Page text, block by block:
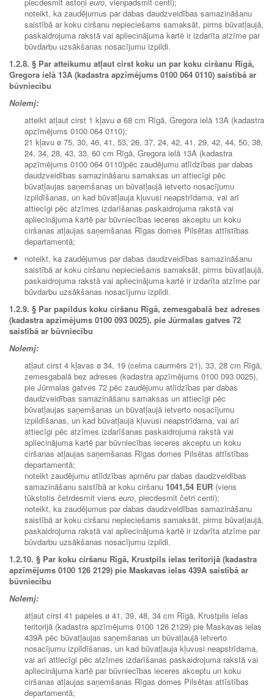
noteikt, ka zaudējumus par dabas daudzveidības samazināšanu
saistībā ar koku ciršanu nepieciešams samaksāt, pirms būvatļaujā,
paskaidrojuma rakstā vai apliecinājuma kartē ir izdarīta atzīme par
būvdarbu uzsākšanas nosacījumu izpildi.
1.2.8. § Par atteikumu atļaut cirst koku un par koku ciršanu Rīgā,
Gregora ielā 13A (kadastra apzīmējums 0100 064 0110) saistībā ar
būvniecību
Nolemj:
atteikt atļaut cirst 1 kļavu ø 68 cm Rīgā, Gregora ielā 13A (kadastra
apzīmējums 0100 064 0110);
21 kļavu ø 75, 30, 46, 41, 53, 26, 37, 24, 42, 41, 29, 42, 44, 50, 38,
24, 34, 28, 43, 33, 60 cm Rīgā, Gregora ielā 13A (kadastra
apzīmējums 0100 064 0110)pēc zaudējumu atlīdzības par dabas
daudzveidības samazināšanu samaksas un attiecīgi pēc
būvatļaujas saņemšanas un būvatļaujā ietverto nosacījumu
izpildīšanas, un kad būvatļauja kļuvusi neapstrīdama, vai arī
attiecīgi pēc atzīmes izdarīšanas paskaidrojuma rakstā vai
apliecinājuma kartē par būvniecības ieceres akceptu un koku
ciršanas atļaujas saņemšanas Rīgas domes Pilsētas attīstības
departamentā;
noteikt, ka zaudējumus par dabas daudzveidības samazināšanu
saistībā ar koku ciršanu nepieciešams samaksāt, pirms būvatļaujā,
paskaidrojuma rakstā vai apliecinājuma kartē ir izdarīta atzīme par
būvdarbu uzsākšanas nosacījumu izpildi.
1.2.9. § Par papildus koku ciršanu Rīgā, zemesgabalā bez adreses
(kadastra apzīmējums 0100 093 0025), pie Jūrmalas gatves 72
saistībā ar būvniecību
Nolemj:
atļaut cirst 4 kļavas ø 34, 19 (celma caurmērs 21), 33, 28 cm Rīgā,
zemesgabalā bez adreses (kadastra apzīmējums 0100 093 0025),
pie Jūrmalas gatves 72 pēc zaudējumu atlīdzības par dabas
daudzveidības samazināšanu samaksas un attiecīgi pēc
būvatļaujas saņemšanas un būvatļaujā ietverto nosacījumu
izpildīšanas, un kad būvatļauja kļuvusi neapstrīdama, vai arī
attiecīgi pēc atzīmes izdarīšanas paskaidrojuma rakstā vai
apliecinājuma kartē par būvniecības ieceres akceptu un koku
ciršanas atļaujas saņemšanas Rīgas domes Pilsētas attīstības
departamentā;
noteikt zaudējumu atlīdzības apmēru par dabas daudzveidības
samazināšanu saistībā ar koku ciršanu 1041,54 EUR (viens
tūkstotis četrdesmit viens euro, piecdesmit četri centi);
noteikt, ka zaudējumus par dabas daudzveidības samazināšanu
saistībā ar koku ciršanu nepieciešams samaksāt, pirms būvatļaujā,
paskaidrojuma rakstā vai apliecinājuma kartē ir izdarīta atzīme par
būvdarbu uzsākšanas nosacījumu izpildi.
1.2.10. § Par koku ciršanu Rīgā, Krustpils ielas teritorijā (kadastra
apzīmējums 0100 126 2129) pie Maskavas ielas 439A saistībā ar
būvniecību
Nolemj:
atļaut cirst 41 papeles ø 41, 39, 48, 34 cm Rīgā, Krustpils ielas
teritorijā (kadastra apzīmējums 0100 126 2129) pie Maskavas ielas
439A pēc būvatļaujas saņemšanas un būvatļaujā ietverto
nosacījumu izpildīšanas, un kad būvatļauja kļuvusi neapstrīdama,
vai arī attiecīgi pēc atzīmes izdarīšanas paskaidrojuma rakstā vai
apliecinājuma kartē par būvniecības ieceres akceptu un koku
ciršanas atļaujas saņemšanas Rīgas domes Pilsētas attīstības
departamentā;